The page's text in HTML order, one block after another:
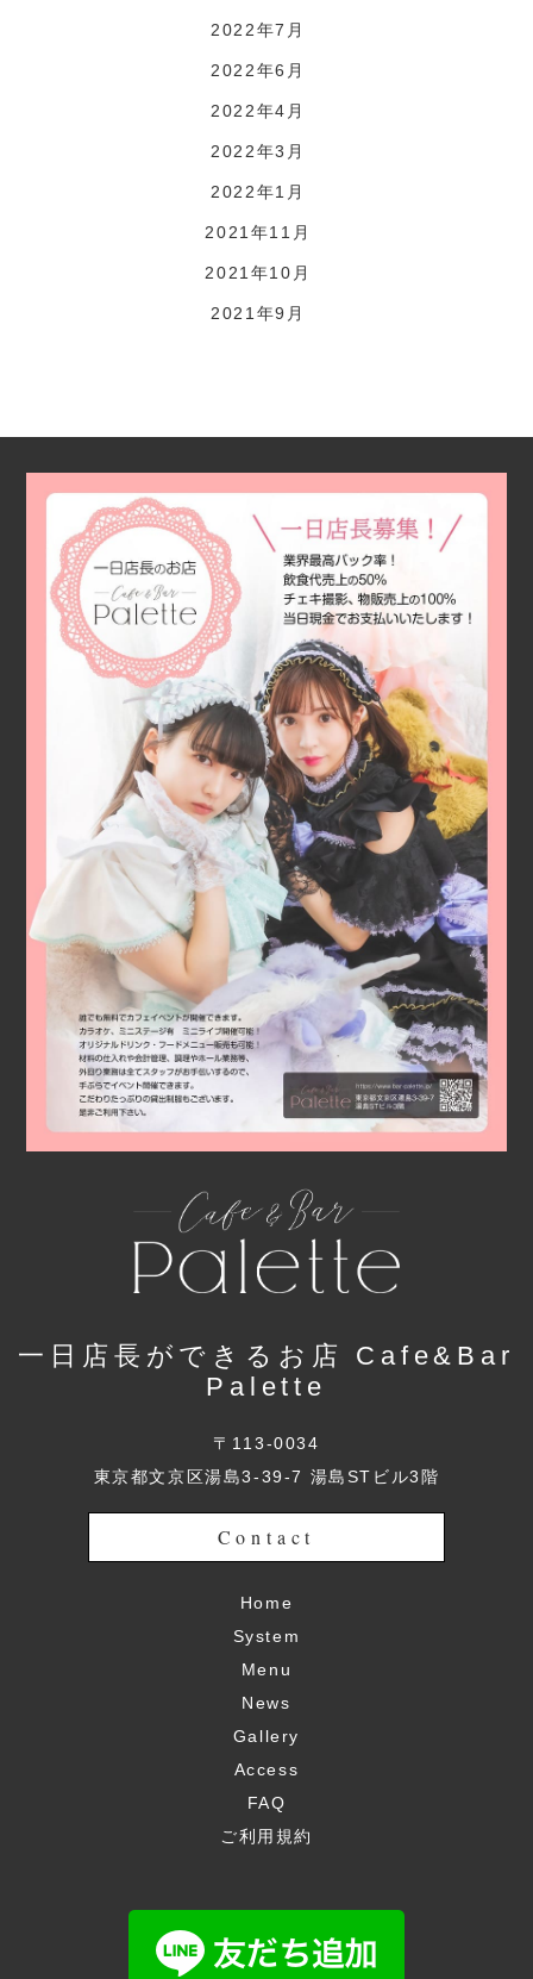
2022年7月
2022年6月
2022年4月
2022年3月
2022年1月
2021年11月
2021年10月
2021年9月
一日店長ができるお店 Cafe&Bar
Palette
〒113-0034
東京都文京区湯島3-39-7 湯島STビル3階
Contact
Home
System
Menu
News
Gallery
Access
FAQ
ご利用規約